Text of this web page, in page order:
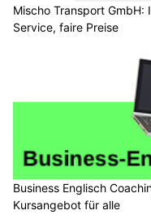
Mischo Transport
Service, faire Preise
Business Englisch
Kursangebot für alle